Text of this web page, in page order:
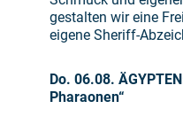
gestalten wir eine
eigene Sheriff-
Do. 06.08.
Pharaonen“